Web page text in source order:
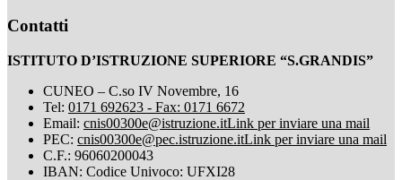
Contatti
ISTITUTO D’ISTRUZIONE SUPERIORE “S.GRANDIS”
CUNEO – C.so IV Novembre, 16
Tel: 0171 692623 - Fax: 0171 6672
Email: cnis00300e@istruzione.itLink per inviare una mail
PEC: cnis00300e@pec.istruzione.itLink per inviare una mail
C.F.: 96060200043
IBAN: Codice Univoco: UFXI28